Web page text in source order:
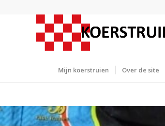
Mijn koerstruien Over de site